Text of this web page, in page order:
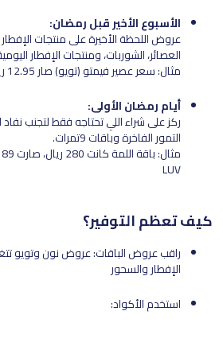
الأسبوع الأخير قبل رمضان:
عروض اللحظة الأخيرة على منتجات
العصائر، الشوربات، ومنتجات الإفطار
مثال: سعر عصير فيمتو (تويو) صار 12.95 ريال بدل 16 ريال
أيام رمضان الأولى:
ركز على شراء اللي تحتاجه فقط لتجنب
التمور الفاخرة وباقات 9تمرات.
LUV
كيف تعظم التوفير؟
راقب عروض الباقات: عروض نون وتويو
الإفطار والسحور
استخدم الأكواد: